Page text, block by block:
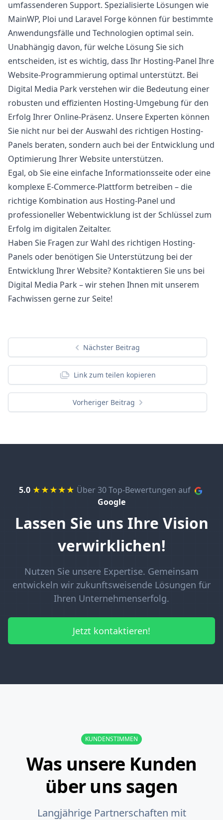
umfassenderen Support. Spezialisierte Lösungen wie
MainWP, Ploi und Laravel Forge können für bestimmte
Anwendungsfälle und Technologien optimal sein.
Unabhängig davon, für welche Lösung Sie sich
entscheiden, ist es wichtig, dass Ihr Hosting-Panel Ihre
Website-Programmierung optimal unterstützt. Bei
Digital Media Park verstehen wir die Bedeutung einer
robusten und effizienten Hosting-Umgebung für den
Erfolg Ihrer Online-Präsenz. Unsere Experten können
Sie nicht nur bei der Auswahl des richtigen Hosting-
Panels beraten, sondern auch bei der Entwicklung und
Optimierung Ihrer Website unterstützen.
Egal, ob Sie eine einfache Informationsseite oder eine
komplexe E-Commerce-Plattform betreiben – die
richtige Kombination aus Hosting-Panel und
professioneller Webentwicklung ist der Schlüssel zum
Erfolg im digitalen Zeitalter.
Haben Sie Fragen zur Wahl des richtigen Hosting-
Panels oder benötigen Sie Unterstützung bei der
Entwicklung Ihrer Website? Kontaktieren Sie uns bei
Digital Media Park – wir stehen Ihnen mit unserem
Fachwissen gerne zur Seite!
Nächster Beitrag
Link zum teilen kopieren
Vorheriger Beitrag
5.0 ★★★★★ Über 30 Top-Bewertungen auf
Google
Lassen Sie uns Ihre Vision
verwirklichen!
Nutzen Sie unsere Expertise. Gemeinsam
entwickeln wir zukunftsweisende Lösungen für
Ihren Unternehmenserfolg.
Jetzt kontaktieren!
KUNDENSTIMMEN
Was unsere Kunden
über uns sagen
Langjährige Partnerschaften mit